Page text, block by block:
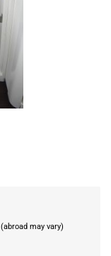
(abroad may vary)